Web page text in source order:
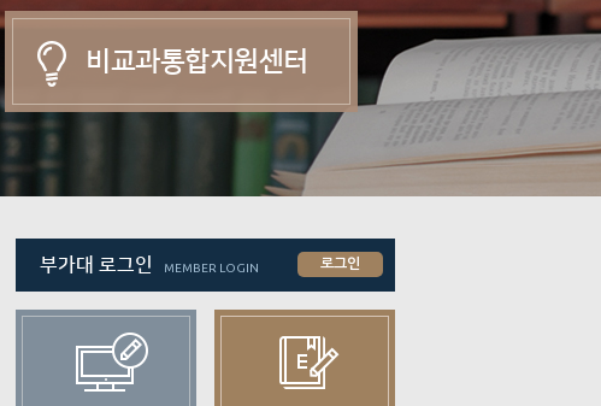
비교과통합지원센터
부가대 로그인 MEMBER LOGIN 로그인